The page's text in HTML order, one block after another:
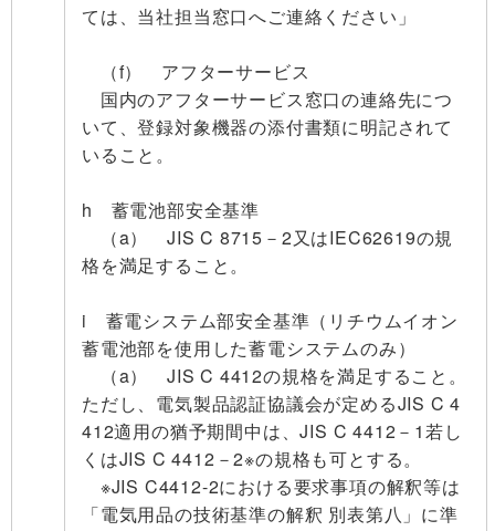
ては、当社担当窓口へご連絡ください」
（f） アフターサービス
国内のアフターサービス窓口の連絡先につ
いて、登録対象機器の添付書類に明記されて
いること。
h 蓄電池部安全基準
（a） JIS C 8715－2又はIEC62619の規
格を満足すること。
i 蓄電システム部安全基準（リチウムイオン
蓄電池部を使用した蓄電システムのみ）
（a） JIS C 4412の規格を満足すること。
ただし、電気製品認証協議会が定めるJIS C 4
412適用の猶予期間中は、JIS C 4412－1若し
くはJIS C 4412－2※の規格も可とする。
※JIS C4412-2における要求事項の解釈等は
「電気用品の技術基準の解釈 別表第八」に準